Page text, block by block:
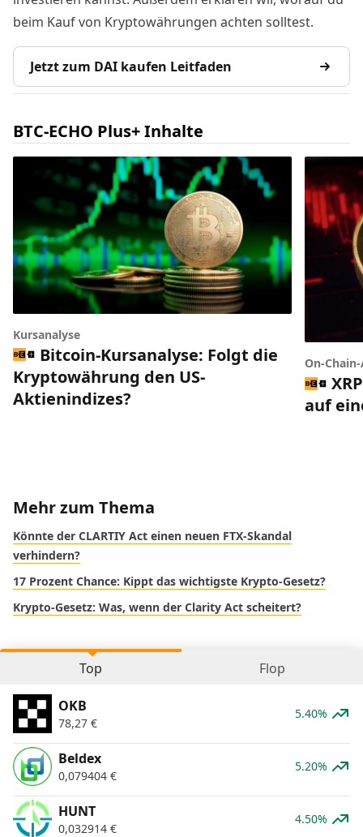
beim Kauf von Kryptowährungen achten solltest.
Jetzt zum DAI kaufen Leitfaden
BTC-ECHO Plus+ Inhalte
Kursanalyse
Bitcoin-Kursanalyse: Folgt die
Kryptowährung den US-
Aktienindizes?
On-
auf
Mehr zum Thema
Könnte der CLARTIY Act einen neuen FTX-Skandal
verhindern?
17 Prozent Chance: Kippt das wichtigste Krypto-Gesetz?
Krypto-Gesetz: Was, wenn der Clarity Act scheitert?
Top Flop
OKB
78,27 €
5.40%
Beldex
0,079404 €
5.20%
HUNT
0,032914 €
4.50%